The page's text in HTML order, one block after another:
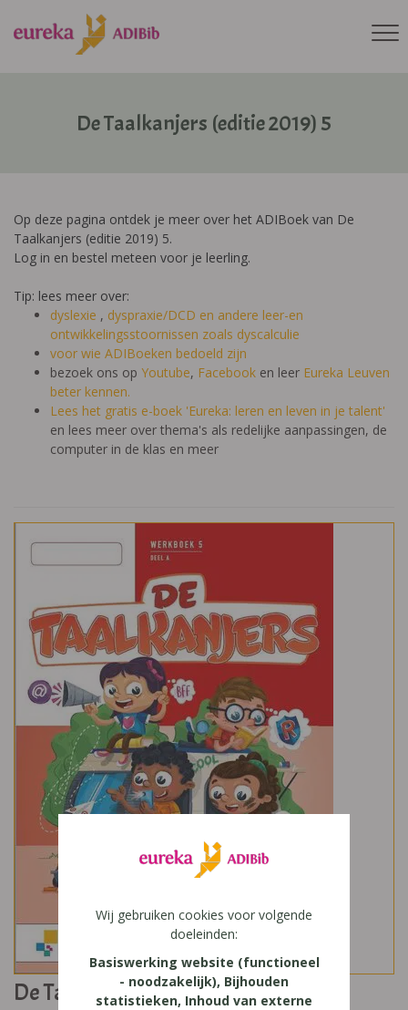
De Taalkanjers (editie 2019) 5
Op deze pagina ontdek je meer over het ADIBoek van De
Taalkanjers (editie 2019) 5.
Log in en bestel meteen voor je leerling.
Tip: lees meer over:
dyslexie , dyspraxie/DCD en andere leer-en
ontwikkelingsstoornissen zoals dyscalculie
voor wie ADIBoeken bedoeld zijn
bezoek ons op Youtube, Facebook en leer Eureka Leuven
beter kennen.
Lees het gratis e-boek 'Eureka: leren en leven in je talent'
en lees meer over thema's als redelijke aanpassingen, de
computer in de klas en meer
De Taalkanjers (editie 2019) 5
Wij gebruiken cookies voor volgende
doeleinden:
Basiswerking website (functioneel
- noodzakelijk), Bijhouden
statistieken, Inhoud van externe